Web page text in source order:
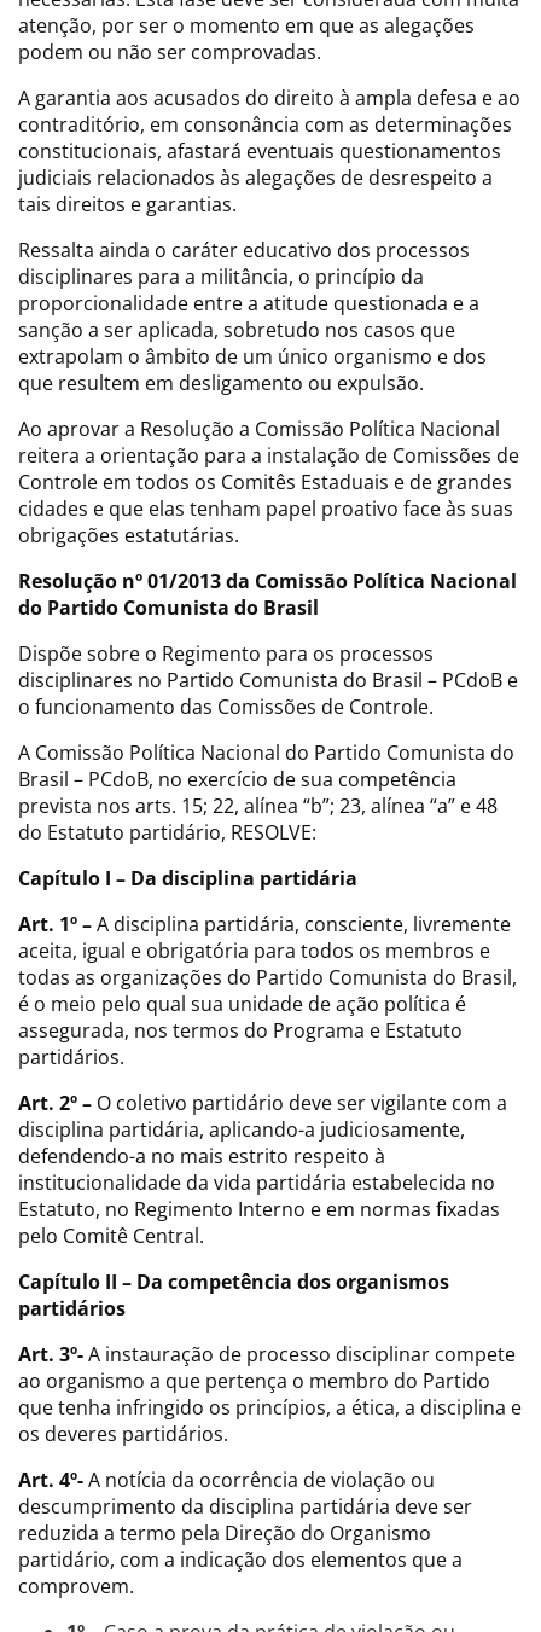
atenção, por ser o momento em que as alegações
podem ou não ser comprovadas.
A garantia aos acusados do direito à ampla defesa e ao
contraditório, em consonância com as determinações
constitucionais, afastará eventuais questionamentos
judiciais relacionados às alegações de desrespeito a
tais direitos e garantias.
Ressalta ainda o caráter educativo dos processos
disciplinares para a militância, o princípio da
proporcionalidade entre a atitude questionada e a
sanção a ser aplicada, sobretudo nos casos que
extrapolam o âmbito de um único organismo e dos
que resultem em desligamento ou expulsão.
Ao aprovar a Resolução a Comissão Política Nacional
reitera a orientação para a instalação de Comissões de
Controle em todos os Comitês Estaduais e de grandes
cidades e que elas tenham papel proativo face às suas
obrigações estatutárias.
Resolução nº 01/2013 da Comissão Política Nacional
do Partido Comunista do Brasil
Dispõe sobre o Regimento para os processos
disciplinares no Partido Comunista do Brasil – PCdoB e
o funcionamento das Comissões de Controle.
A Comissão Política Nacional do Partido Comunista do
Brasil – PCdoB, no exercício de sua competência
prevista nos arts. 15; 22, alínea “b”; 23, alínea “a” e 48
do Estatuto partidário, RESOLVE:
Capítulo I – Da disciplina partidária
Art. 1º –A disciplina partidária, consciente, livremente
aceita, igual e obrigatória para todos os membros e
todas as organizações do Partido Comunista do Brasil,
é o meio pelo qual sua unidade de ação política é
assegurada, nos termos do Programa e Estatuto
partidários.
Art. 2º – O coletivo partidário deve ser vigilante com a
disciplina partidária, aplicando-a judiciosamente,
defendendo-a no mais estrito respeito à
institucionalidade da vida partidária estabelecida no
Estatuto, no Regimento Interno e em normas fixadas
pelo Comitê Central.
Capítulo II – Da competência dos organismos
partidários
Art. 3º-A instauração de processo disciplinar compete
ao organismo a que pertença o membro do Partido
que tenha infringido os princípios, a ética, a disciplina e
os deveres partidários.
Art. 4º-A notícia da ocorrência de violação ou
descumprimento da disciplina partidária deve ser
reduzida a termo pela Direção do Organismo
partidário, com a indicação dos elementos que a
comprovem.